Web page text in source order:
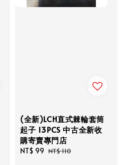
(全新)LCH直式棘輪套筒
起子 13PCS 中古全新收
購寄賣專門店
Sale
NT$ 99 Regular
NT$ 110